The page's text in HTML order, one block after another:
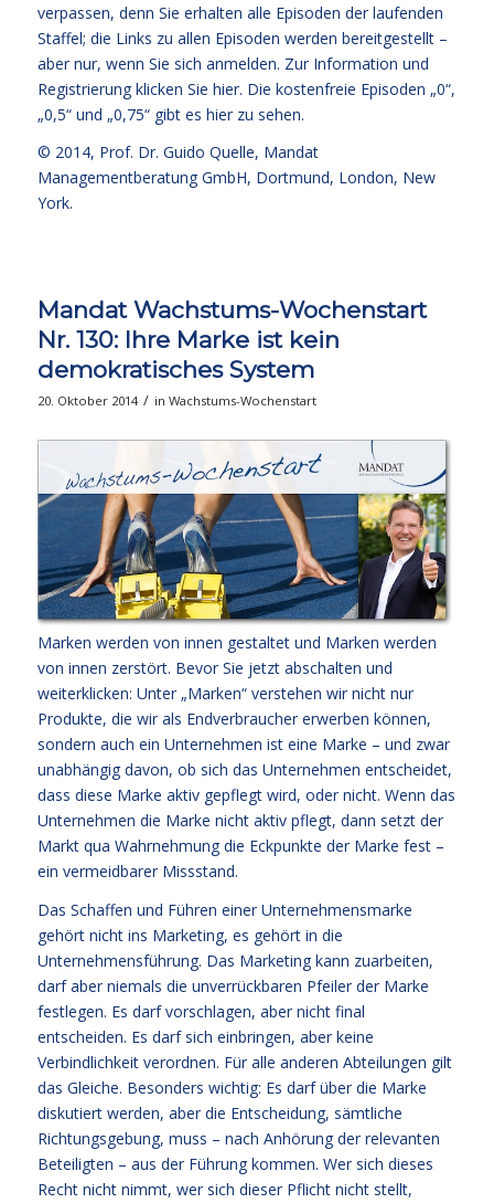
verpassen, denn Sie erhalten alle Episoden der laufenden
Staffel; die Links zu allen Episoden werden bereitgestellt –
aber nur, wenn Sie sich anmelden. Zur Information und
Registrierung klicken Sie hier. Die kostenfreie Episoden „0“,
„0,5“ und „0,75“ gibt es hier zu sehen.
© 2014, Prof. Dr. Guido Quelle, Mandat
Managementberatung GmbH, Dortmund, London, New
York.
Mandat Wachstums-Wochenstart
Nr. 130: Ihre Marke ist kein
demokratisches System
20. Oktober 2014 / in Wachstums-Wochenstart
Marken werden von innen gestaltet und Marken werden
von innen zerstört. Bevor Sie jetzt abschalten und
weiterklicken: Unter „Marken“ verstehen wir nicht nur
Produkte, die wir als Endverbraucher erwerben können,
sondern auch ein Unternehmen ist eine Marke – und zwar
unabhängig davon, ob sich das Unternehmen entscheidet,
dass diese Marke aktiv gepflegt wird, oder nicht. Wenn das
Unternehmen die Marke nicht aktiv pflegt, dann setzt der
Markt qua Wahrnehmung die Eckpunkte der Marke fest –
ein vermeidbarer Missstand.
Das Schaffen und Führen einer Unternehmensmarke
gehört nicht ins Marketing, es gehört in die
Unternehmensführung. Das Marketing kann zuarbeiten,
darf aber niemals die unverrückbaren Pfeiler der Marke
festlegen. Es darf vorschlagen, aber nicht final
entscheiden. Es darf sich einbringen, aber keine
Verbindlichkeit verordnen. Für alle anderen Abteilungen gilt
das Gleiche. Besonders wichtig: Es darf über die Marke
diskutiert werden, aber die Entscheidung, sämtliche
Richtungsgebung, muss – nach Anhörung der relevanten
Beteiligten – aus der Führung kommen. Wer sich dieses
Recht nicht nimmt, wer sich dieser Pflicht nicht stellt,